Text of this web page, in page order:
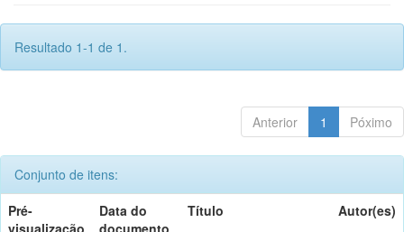
Resultado 1-1 de 1.
Anterior 1 Póximo
Conjunto de itens:
Pré-
visualização
Data do
documento
Título Autor(es)